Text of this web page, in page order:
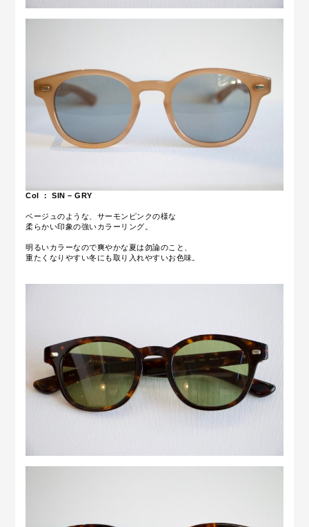
Col ： SIN – GRY
ベージュのような、サーモンピンクの様な
柔らかい印象の強いカラーリング。
明るいカラーなので爽やかな夏は勿論のこと、
重たくなりやすい冬にも取り入れやすいお色味。